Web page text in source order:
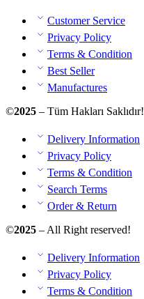
Customer Service
Privacy Policy
Terms & Condition
Best Seller
Manufactures
©2025 – Tüm Hakları Saklıdır!
Delivery Information
Privacy Policy
Terms & Condition
Search Terms
Order & Return
©2025 – All Right reserved!
Delivery Information
Privacy Policy
Terms & Condition